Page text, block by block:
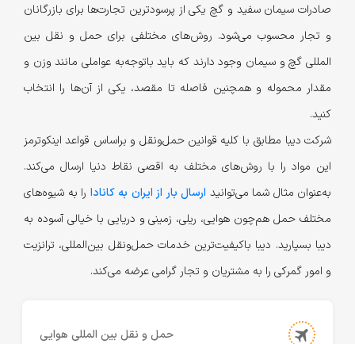
صادرات سیمان سفید و گچ یکی از پر‌سودترین تجارت‌ها برای بازرگانان
و تجار محسوب می‌شود. روش‌های مختلفی برای حمل و نقل بین
المللی گچ و سیمان وجود دارند که باید با‌توجه‌به عواملی مانند وزن و
مقدار محموله و همچنین فاصله تا مقصد،‌ یکی از آن‌ها را انتخاب
کنید.
شرکت دیبا مطابق با کلیه قوانین حمل‌ونقل و براساس قواعد اینکوترمز
این مواد را با روش‌های مختلف به اقصی نقاط دنیا ارسال می‌کند.
به‌عنوان مثال شما می‌توانید ارسال بار از ایران به کانادا را به شیوه‌های
مختلف حمل هم‌چون هوایی، ریلی، زمینی و دریایی با خیالی آسوده به
دیبا بسپارید. دیبا با‌کیفیت‌ترین خدمات حمل‌و‌نقل بین‌المللی، ترانزیت
و امور گمرکی را به مشتریان و تجار گرامی عرضه می‌کند.
حمل و نقل بین المللی هوایی